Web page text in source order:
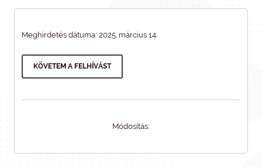
Meghirdetés dátuma: 2025. március 14.
KÖVETEM A FELHÍVÁST
Módosítás: